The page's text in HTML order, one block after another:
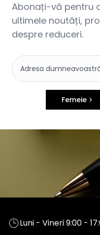
Abonați-vă pentru
ultimele noutăți,
despre reduceri.
Femeie
Luni - Vineri 9:00 -